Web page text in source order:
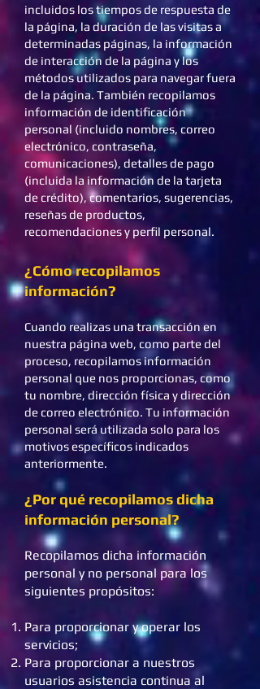
incluidos los tiempos de respuesta de
la página, la duración de las visitas a
determinadas páginas, la información
de interacción de la página y los
métodos utilizados para navegar fuera
de la página. También recopilamos
información de identificación
personal (incluido nombres, correo
electrónico, contraseña,
comunicaciones), detalles de pago
(incluida la información de la tarjeta
de crédito), comentarios, sugerencias,
reseñas de productos,
recomendaciones y perfil personal.
¿Cómo recopilamos
información?
Cuando realizas una transacción en
nuestra página web, como parte del
proceso, recopilamos información
personal que nos proporcionas, como
tu nombre, dirección física y dirección
de correo electrónico. Tu información
personal será utilizada solo para los
motivos específicos indicados
anteriormente.
¿Por qué recopilamos dicha
información personal?
Recopilamos dicha información
personal y no personal para los
siguientes propósitos:
Para proporcionar y operar los
servicios;
Para proporcionar a nuestros
usuarios asistencia continua al